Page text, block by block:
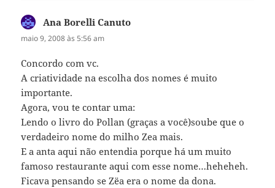
Ana Borelli Canuto
maio 9, 2008 às 5:56 am
Concordo com vc.
A criatividade na escolha dos nomes é muito
importante.
Agora, vou te contar uma:
Lendo o livro do Pollan (graças a você)soube que o
verdadeiro nome do milho Zea mais.
E a anta aqui não entendia porque há um muito
famoso restaurante aqui com esse nome…heheheh.
Ficava pensando se Zëa era o nome da dona.